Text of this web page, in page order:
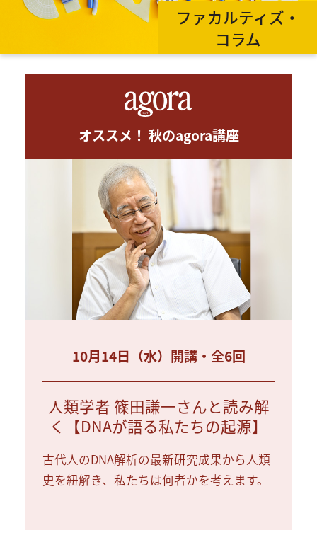
ファカルティズ・
コラム
オススメ！ 秋のagora講座
10月14日（水）開講・全6回
人類学者 篠田謙一さんと読み解
く【DNAが語る私たちの起源】
古代人のDNA解析の最新研究成果から人類
史を紐解き、私たちは何者かを考えます。